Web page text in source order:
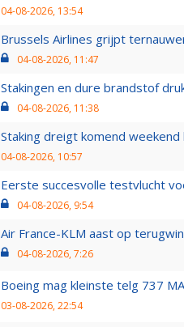
04-08-2026, 13:54
Brussels Airlines grijpt
04-08-2026, 11:47
Stakingen en dure brandstof
04-08-2026, 11:38
Staking dreigt komend
04-08-2026, 10:57
Eerste succesvolle testvlucht
04-08-2026, 9:54
Air France-KLM aast op
04-08-2026, 7:26
Boeing mag kleinste telg 737
03-08-2026, 22:54